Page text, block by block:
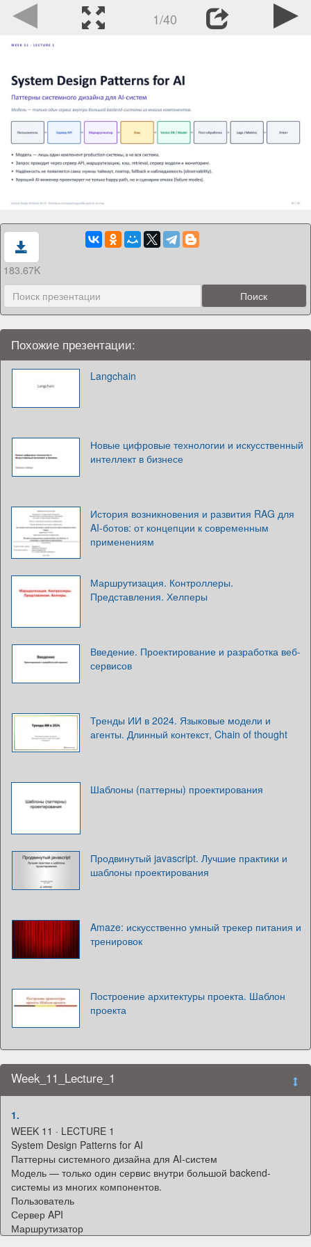
1/40
183.67K
Похожие презентации:
Langchain
Новые цифровые технологии и искусственный
интеллект в бизнесе
История возникновения и развития RAG для
AI-ботов: от концепции к современным
применениям
Маршрутизация. Контроллеры.
Представления. Хелперы
Введение. Проектирование и разработка веб-
сервисов
Тренды ИИ в 2024. Языковые модели и
агенты. Длинный контекст, Chain of thought
Шаблоны (паттерны) проектирования
Продвинутый javascript. Лучшие практики и
шаблоны проектирования
Amaze: искусственно умный трекер питания и
тренировок
Построение архитектуры проекта. Шаблон
проекта
Week_11_Lecture_1
1.
WEEK 11 · LECTURE 1
System Design Patterns for AI
Паттерны системного дизайна для AI-систем
Модель — только один сервис внутри большой backend-
системы из многих компонентов.
Пользователь
Сервер API
Маршрутизатор